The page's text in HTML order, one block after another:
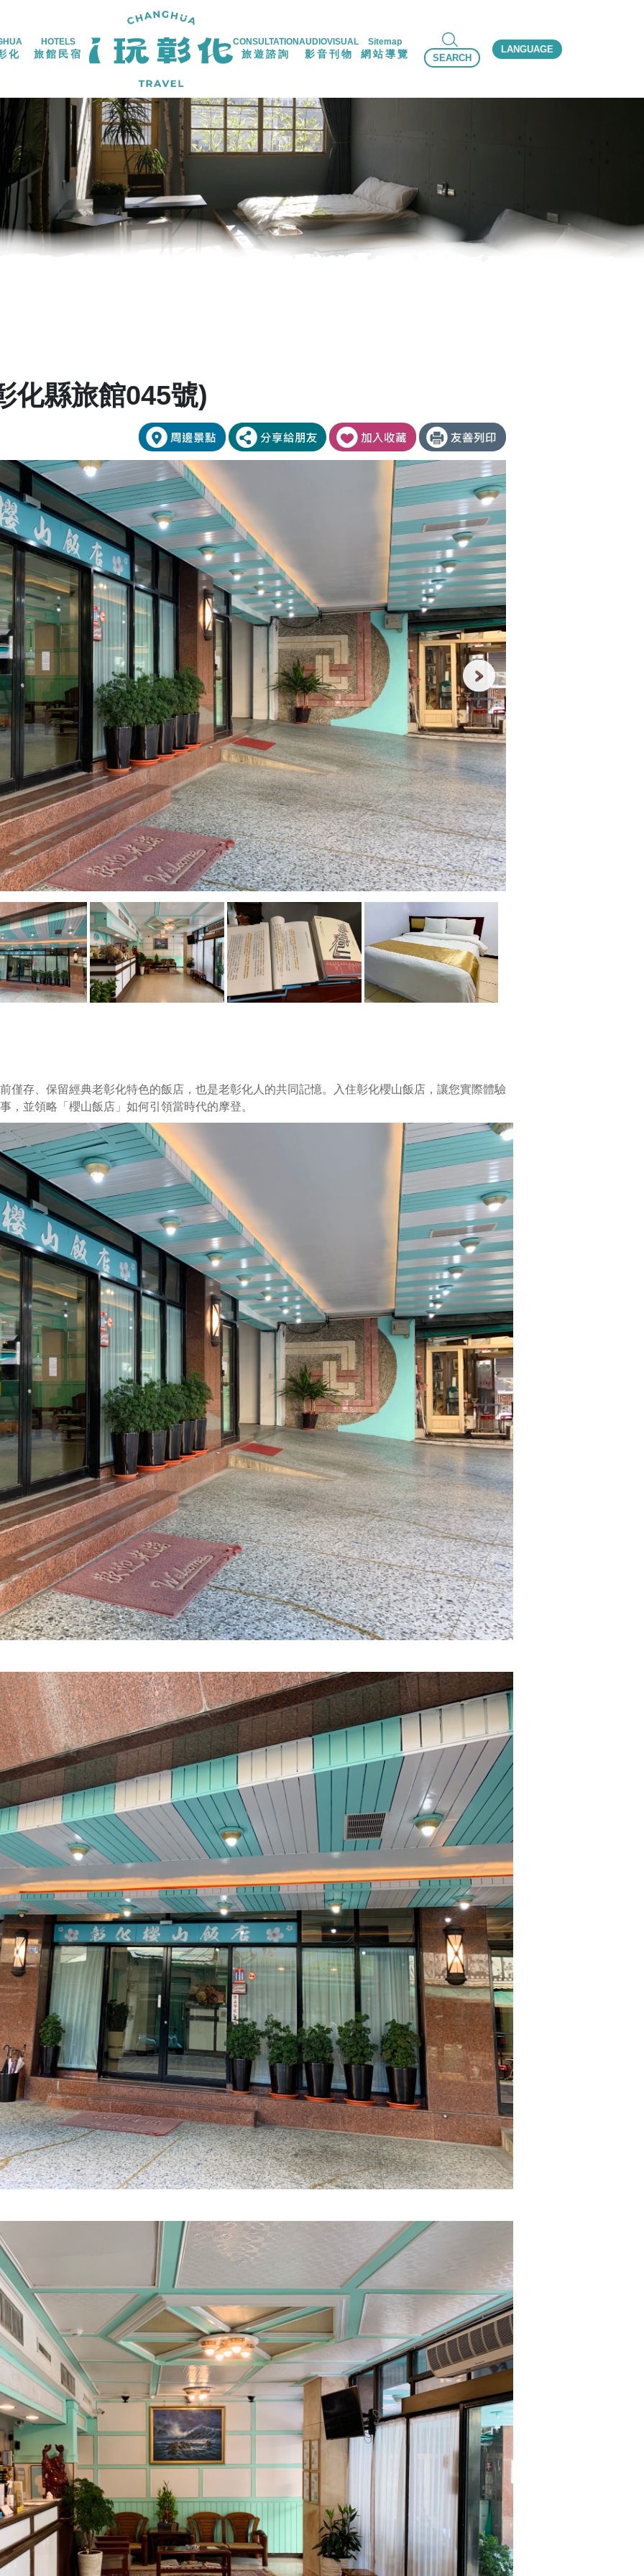
化
HOTELS
旅館民宿
CONSULTATION
旅遊諮詢
AUDIOVISUAL
影音刊物
Sitemap
網站導覽 SEARCH
LANGUAGE
化縣旅館045號)
僅存、保留經典老彰化特色的飯店，也是老彰化人的共同記憶。入住彰化櫻山飯店，讓您實際體驗
，並領略「櫻山飯店」如何引領當時代的摩登。